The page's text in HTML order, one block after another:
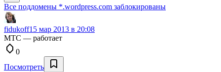
Все поддомены *.wordpress.com заблокированы
fidukoff15 мар 2013 в 20:08
МТС — работает
0
Посмотреть